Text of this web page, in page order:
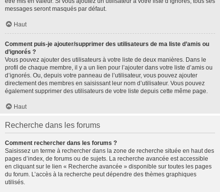
messages seront masqués par défaut.
Haut
Comment puis-je ajouter/supprimer des utilisateurs de ma liste d’amis ou
d’ignorés ?
Vous pouvez ajouter des utilisateurs à votre liste de deux manières. Dans le
profil de chaque membre, il y a un lien pour l’ajouter dans votre liste d’amis ou
d’ignorés. Ou, depuis votre panneau de l’utilisateur, vous pouvez ajouter
directement des membres en saisissant leur nom d’utilisateur. Vous pouvez
également supprimer des utilisateurs de votre liste depuis cette même page.
Haut
Recherche dans les forums
Comment rechercher dans les forums ?
Saisissez un terme à rechercher dans la zone de recherche située en haut des
pages d’index, de forums ou de sujets. La recherche avancée est accessible
en cliquant sur le lien « Recherche avancée » disponible sur toutes les pages
du forum. L’accès à la recherche peut dépendre des thèmes graphiques
utilisés.